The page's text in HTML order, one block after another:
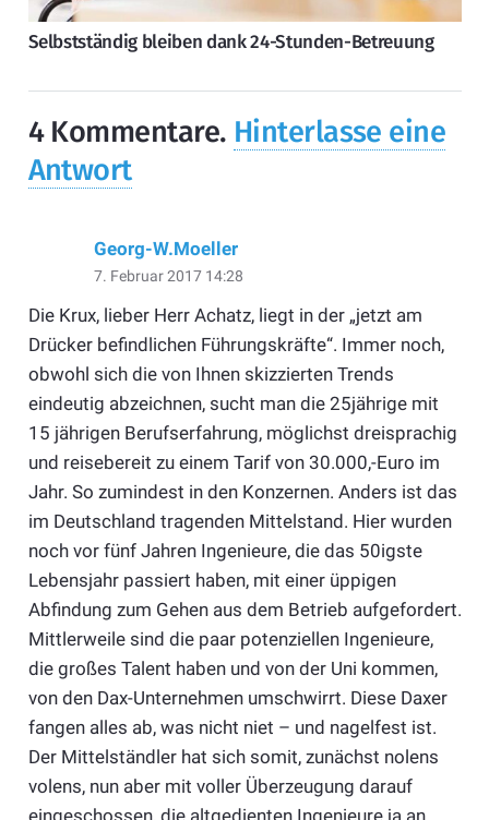
Selbstständig bleiben dank 24-Stunden-Betreuung
4 Kommentare. Hinterlasse eine
Antwort
Georg-W.Moeller
7. Februar 2017 14:28
Die Krux, lieber Herr Achatz, liegt in der „jetzt am
Drücker befindlichen Führungskräfte“. Immer noch,
obwohl sich die von Ihnen skizzierten Trends
eindeutig abzeichnen, sucht man die 25jährige mit
15 jährigen Berufserfahrung, möglichst dreisprachig
und reisebereit zu einem Tarif von 30.000,-Euro im
Jahr. So zumindest in den Konzernen. Anders ist das
im Deutschland tragenden Mittelstand. Hier wurden
noch vor fünf Jahren Ingenieure, die das 50igste
Lebensjahr passiert haben, mit einer üppigen
Abfindung zum Gehen aus dem Betrieb aufgefordert.
Mittlerweile sind die paar potenziellen Ingenieure,
die großes Talent haben und von der Uni kommen,
von den Dax-Unternehmen umschwirrt. Diese Daxer
fangen alles ab, was nicht niet – und nagelfest ist.
Der Mittelständler hat sich somit, zunächst nolens
volens, nun aber mit voller Überzeugung darauf